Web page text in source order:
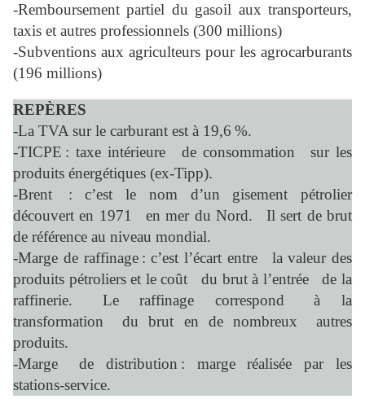
-Remboursement partiel du gasoil aux transporteurs,
taxis et autres professionnels (300 millions)
-Subventions aux agriculteurs pour les agrocarburants
(196 millions)
REPÈRES
-La TVA sur le carburant est à 19,6 %.
-TICPE : taxe intérieure de consommation sur les
produits énergétiques (ex-Tipp).
-Brent : c’est le nom d’un gisement pétrolier
découvert en 1971 en mer du Nord. Il sert de brut
de référence au niveau mondial.
-Marge de raffinage : c’est l’écart entre la valeur des
produits pétroliers et le coût du brut à l’entrée de la
raffinerie. Le raffinage correspond à la
transformation du brut en de nombreux autres
produits.
-Marge de distribution : marge réalisée par les
stations-service.